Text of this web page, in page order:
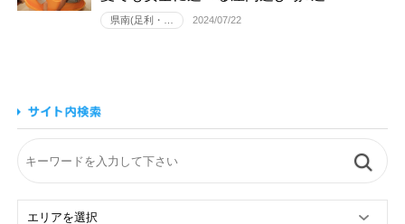
県南(足利・… 2024/07/22